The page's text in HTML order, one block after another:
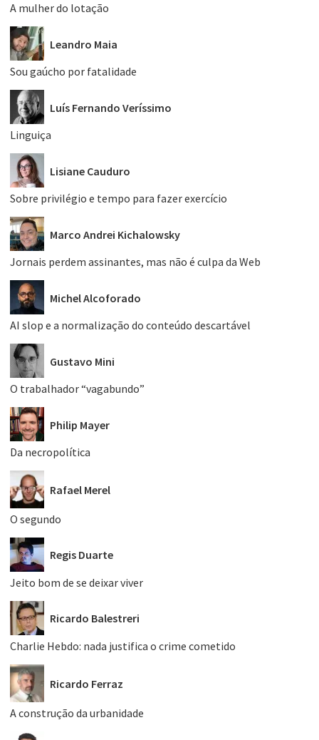
A mulher do lotação
Leandro Maia
Sou gaúcho por fatalidade
Luís Fernando Veríssimo
Linguiça
Lisiane Cauduro
Sobre privilégio e tempo para fazer exercício
Marco Andrei Kichalowsky
Jornais perdem assinantes, mas não é culpa da Web
Michel Alcoforado
AI slop e a normalização do conteúdo descartável
Gustavo Mini
O trabalhador “vagabundo”
Philip Mayer
Da necropolítica
Rafael Merel
O segundo
Regis Duarte
Jeito bom de se deixar viver
Ricardo Balestreri
Charlie Hebdo: nada justifica o crime cometido
Ricardo Ferraz
A construção da urbanidade